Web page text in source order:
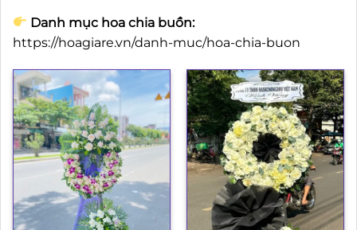
Danh mục hoa chia buồn:
https://hoagiare.vn/danh-muc/hoa-chia-buon